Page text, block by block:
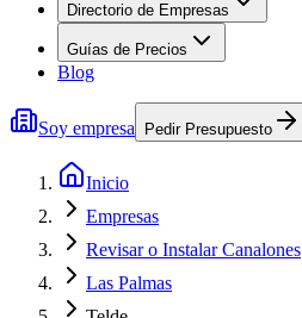
Directorio de Empresas
Guías de Precios
Blog
Soy empresa Pedir Presupuesto
Inicio
Empresas
Revisar o Instalar Canalones
Las Palmas